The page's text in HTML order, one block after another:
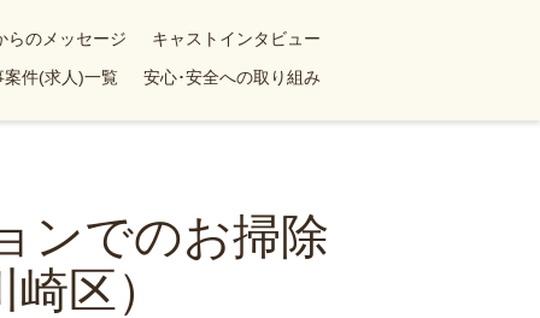
らのメッセージ
キャストインタビュー
案件(求人)一覧 安心･安全への取り組み
ンでのお掃除
区）